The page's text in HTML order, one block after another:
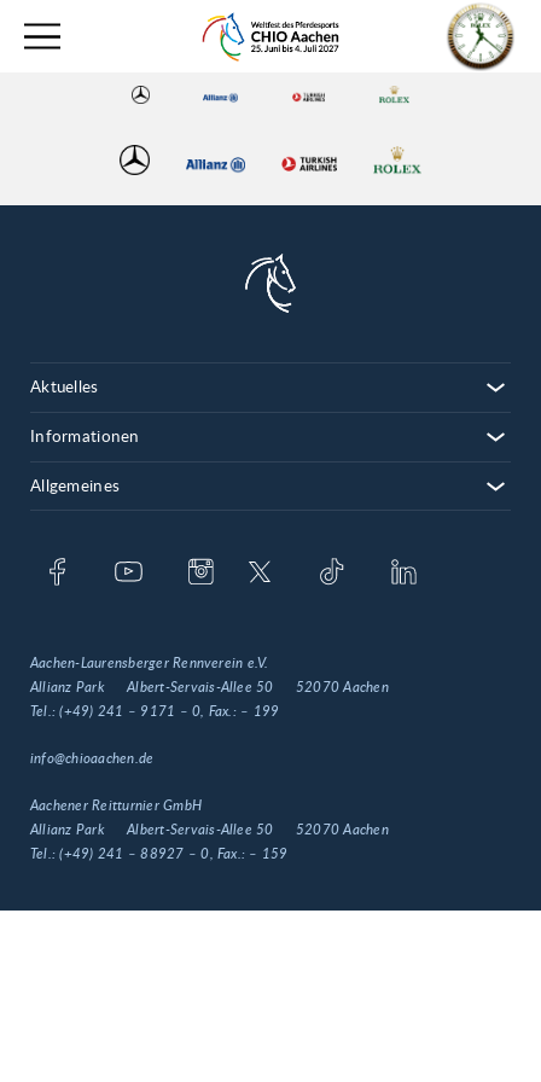
Aktuelles
Informationen
Allgemeines
Aachen-Laurensberger Rennverein e.V.
Allianz Park
Albert-Servais-Allee 50
52070 Aachen
Tel.:(+49) 241 – 9171 – 0 , Fax.: – 199
info@chioaachen.de
Aachener Reitturnier GmbH
Allianz Park
Albert-Servais-Allee 50
52070 Aachen
Tel.:(+49) 241 – 88927 – 0 , Fax.: – 159